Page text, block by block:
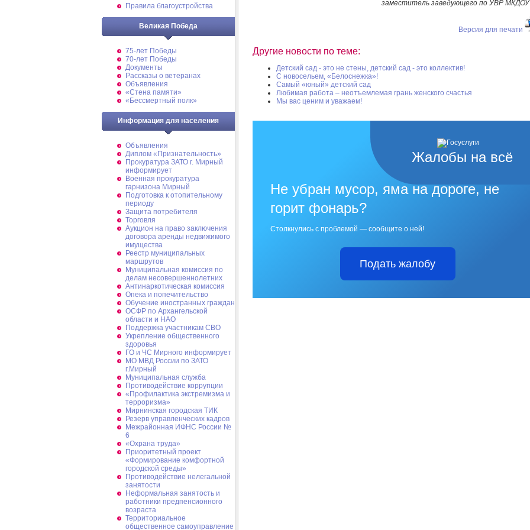
Правила благоустройства
Великая Победа
75-лет Победы
70-лет Победы
Документы
Рассказы о ветеранах
Объявления
«Стена памяти»
«Бессмертный полк»
Информация для населения
Объявления
Диплом «Признательность»
Прокуратура ЗАТО г. Мирный
информирует
Военная прокуратура
гарнизона Мирный
Подготовка к отопительному
периоду
Защита потребителя
Торговля
Аукцион на право заключения
договора аренды недвижимого
имущества
Реестр муниципальных
маршрутов
Муниципальная комиссия по
делам несовершеннолетних
Антинаркотическая комиссия
Опека и попечительство
Обучение иностранных граждан
ОСФР по Архангельской
области и НАО
Поддержка участникам СВО
Укрепление общественного
здоровья
ГО и ЧС Мирного информирует
МО МВД России по ЗАТО
г.Мирный
Муниципальная cлужба
Противодействие коррупции
«Профилактика экстремизма и
терроризма»
Мирнинская городская ТИК
Резерв управленческих кадров
Межрайонная ИФНС России №
6
«Охрана труда»
Приоритетный проект
«Формирование комфортной
городской среды»
Противодействие нелегальной
занятости
Неформальная занятость и
работники предпенсионного
возраста
Территориальное
общественное самоуправление
заместитель заведующего по УВР МКДОУ
Версия для печати
Другие новости по теме:
Детский сад - это не стены, детский сад - это коллектив!
С новосельем, «Белоснежка»!
Самый «юный» детский сад
Любимая работа – неотъемлемая грань женского счастья
Мы вас ценим и уважаем!
Жалобы на всё
Не убран мусор, яма на дороге, не
горит фонарь?
Столкнулись с проблемой — сообщите о ней!
Подать жалобу